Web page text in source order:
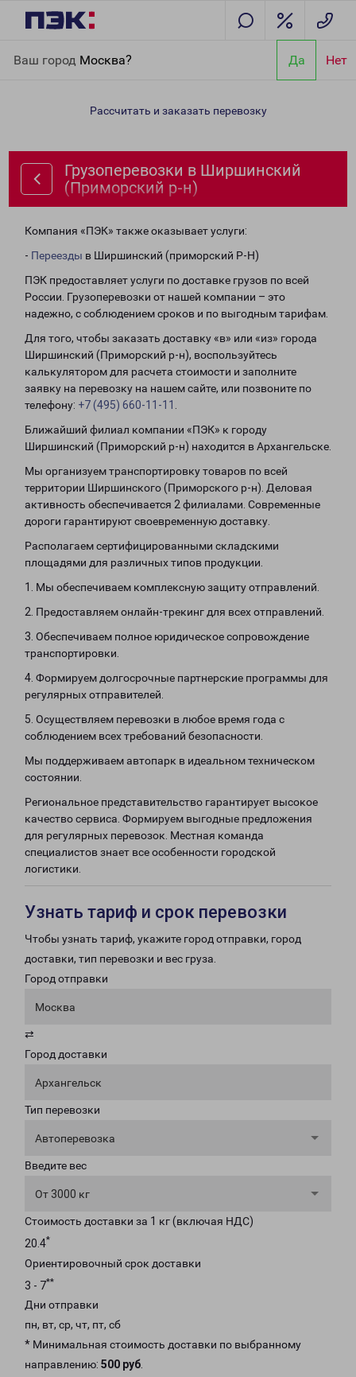
Ваш город Москва? Да Нет
(Приморский р-н)
Рассчитать и заказать перевозку
Грузоперевозки в Ширшинский
(Приморский р-н)
Компания «ПЭК» также оказывает услуги:
- Переезды в Ширшинский (приморский Р-Н)
ПЭК предоставляет услуги по доставке грузов по всей
России. Грузоперевозки от нашей компании – это
надежно, с соблюдением сроков и по выгодным тарифам.
Для того, чтобы заказать доставку «в» или «из» города
Ширшинский (Приморский р-н), воспользуйтесь
калькулятором для расчета стоимости и заполните
заявку на перевозку на нашем сайте, или позвоните по
телефону: +7 (495) 660-11-11
Ближайший филиал компании «ПЭК» к городу
Ширшинский (Приморский р-н) находится в Архангельске.
Мы организуем транспортировку товаров по всей
территории Ширшинского (Приморского р-н). Деловая
активность обеспечивается 2 филиалами. Современные
дороги гарантируют своевременную доставку.
Располагаем сертифицированными складскими
площадями для различных типов продукции.
1. Мы обеспечиваем комплексную защиту отправлений.
2. Предоставляем онлайн-трекинг для всех отправлений.
3. Обеспечиваем полное юридическое сопровождение
транспортировки.
4. Формируем долгосрочные партнерские программы для
регулярных отправителей.
5. Осуществляем перевозки в любое время года с
соблюдением всех требований безопасности.
Мы поддерживаем автопарк в идеальном техническом
состоянии.
Региональное представительство гарантирует высокое
качество сервиса. Формируем выгодные предложения
для регулярных перевозок. Местная команда
специалистов знает все особенности городской
логистики.
Узнать тариф и срок перевозки
Чтобы узнать тариф, укажите город отправки, город
доставки, тип перевозки и вес груза.
Город отправки
Москва
⇄
Город доставки
Архангельск
Тип перевозки
Автоперевозка
Введите вес
От 3000 кг
Стоимость доставки за 1 кг (включая НДС)
20.4*
Ориентировочный срок доставки
3 - 7**
Дни отправки
пн, вт, ср, чт, пт, сб
* Минимальная стоимость доставки по выбранному
направлению: 500 руб.